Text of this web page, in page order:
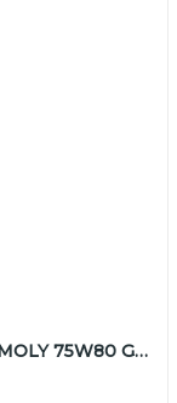
ÓLEO CAIXA DE VELOCIDADES LIQUI MOLY 75W80 GL5...